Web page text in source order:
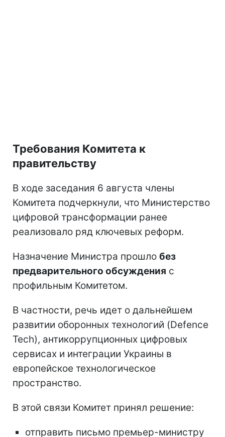
Требования Комитета к
правительству
В ходе заседания 6 августа члены
Комитета подчеркнули, что Министерство
цифровой трансформации ранее
реализовало ряд ключевых реформ.
Назначение Министра прошло без
предварительного обсуждения с
профильным Комитетом.
В частности, речь идет о дальнейшем
развитии оборонных технологий (Defence
Tech), антикоррупционных цифровых
сервисах и интеграции Украины в
европейское технологическое
пространство.
В этой связи Комитет принял решение:
отправить письмо премьер-министру